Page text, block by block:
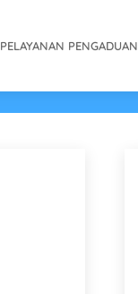
PELAYANAN PENGADUAN